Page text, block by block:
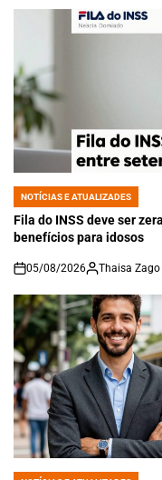
POSTED
IN
NOTÍCIAS E ATUALIZADES
Fila do INSS deve ser
benefícios para idosos
on
05/08/2026 Thaisa Zago